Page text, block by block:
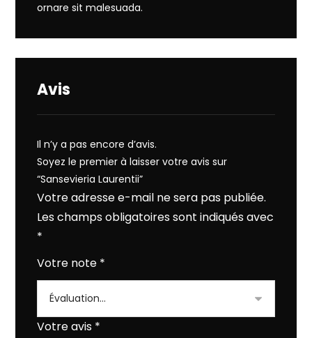
ornare sit malesuada.
Avis
Il n’y a pas encore d’avis.
Soyez le premier à laisser votre avis sur
“Sansevieria Laurentii”
Votre adresse e-mail ne sera pas publiée.
Les champs obligatoires sont indiqués avec
*
Votre note *
Votre avis *